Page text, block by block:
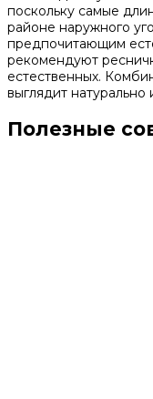
поскольку самые
районе наружного
предпочитающим
рекомендуют
естественных.
выглядит
Полезные